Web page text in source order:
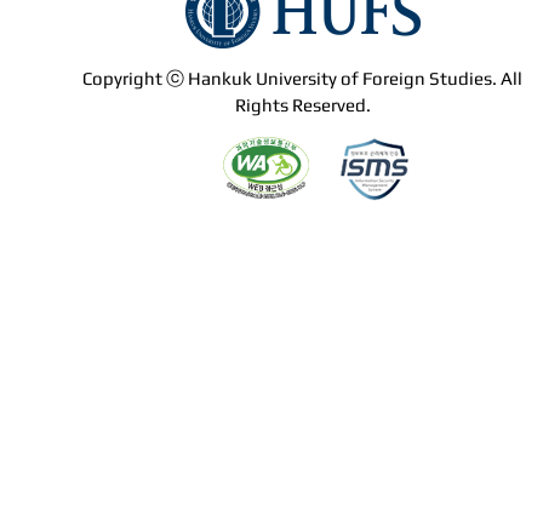
Copyright ⓒ Hankuk University of Foreign Studies. All
Rights Reserved.